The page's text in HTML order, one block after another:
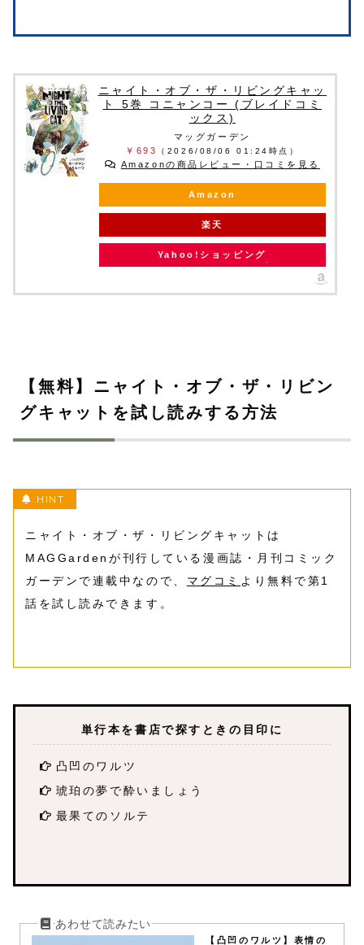
ニャイト・オブ・ザ・リビングキャッ
ト 5巻 コニャンコー (ブレイドコミ
ックス)
マッグガーデン
￥693
（2026/08/06 01:24時点）
Amazonの商品レビュー・口コミを見る
Amazon
楽天
Yahoo!ショッピング
【無料】ニャイト・オブ・ザ・リビン
グキャットを試し読みする方法
ニャイト・オブ・ザ・リビングキャットは
MAGGardenが刊行している漫画誌・月刊コミック
ガーデンで連載中なので、 マグコミ より無料で第1
話を試し読みできます。
単行本を書店で探すときの目印に
凸凹のワルツ
琥珀の夢で酔いましょう
最果てのソルテ
【凸凹のワルツ】表情の